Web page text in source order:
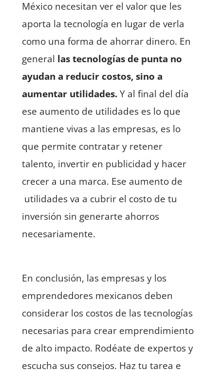
México necesitan ver el valor que les
aporta la tecnología en lugar de verla
como una forma de ahorrar dinero. En
general las tecnologías de punta no
ayudan a reducir costos, sino a
aumentar utilidades.Y al final del día
ese aumento de utilidades es lo que
mantiene vivas a las empresas, es lo
que permite contratar y retener
talento, invertir en publicidad y hacer
crecer a una marca. Ese aumento de
utilidades va a cubrir el costo de tu
inversión sin generarte ahorros
necesariamente.
En conclusión, las empresas y los
emprendedores mexicanos deben
considerar los costos de las tecnologías
necesarias para crear emprendimiento
de alto impacto. Rodéate de expertos y
escucha sus consejos. Haz tu tarea e